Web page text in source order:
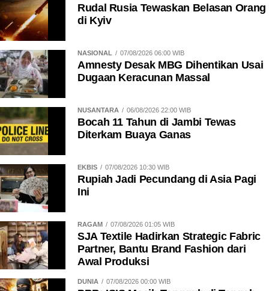
Rudal Rusia Tewaskan Belasan Orang
di Kyiv
NASIONAL 07/08/2026 06:00 WIB
Amnesty Desak MBG Dihentikan Usai
Dugaan Keracunan Massal
NUSANTARA 06/08/2026 22:00 WIB
Bocah 11 Tahun di Jambi Tewas
Diterkam Buaya Ganas
EKBIS 07/08/2026 10:30 WIB
Rupiah Jadi Pecundang di Asia Pagi
Ini
RAGAM 07/08/2026 01:05 WIB
SJA Textile Hadirkan Strategic Fabric
Partner, Bantu Brand Fashion dari
Awal Produksi
DUNIA 07/08/2026 00:00 WIB